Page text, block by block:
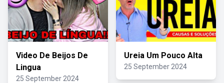
Video De Beijos De
Lingua
25 September 2024
Ureia Um Pouco Alta
25 September 2024